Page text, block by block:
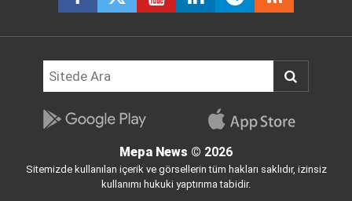
Mepa News © 2026
Sitemizde kullanılan içerik ve görsellerin tüm hakları saklıdır, izinsiz
kullanımı hukuki yaptırıma tabidir.